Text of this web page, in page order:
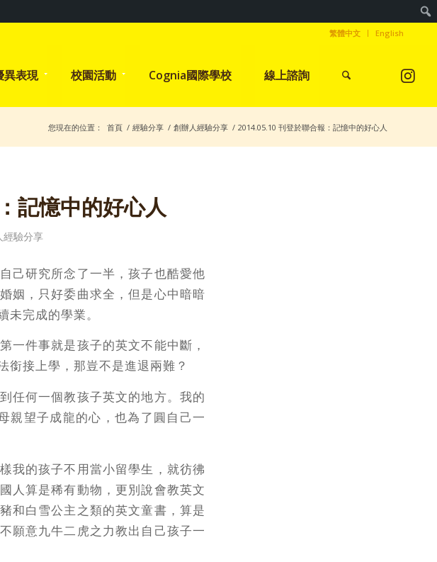
繁體中文 English
異表現 校園活動 Cognia國際學校 線上諮詢
您現在的位置： 首頁 / 經驗分享 / 創辦人經驗分享 / 2014.05.10 刊登於聯合報：記憶中的好心人
記憶中的好心人
經驗分享
己研究所念了一半，孩子也酷愛他
姻，只好委曲求全，但是心中暗暗
完成的學業。
一件事就是孩子的英文不能中斷，
銜接上學，那豈不是進退兩難？
任何一個教孩子英文的地方。我的
親望子成龍的心，也為了圓自己一
我的孩子不用當小留學生，就彷彿
人算是稀有動物，更別說會教英文
和白雪公主之類的英文童書，算是
願意九牛二虎之力教出自己孩子一